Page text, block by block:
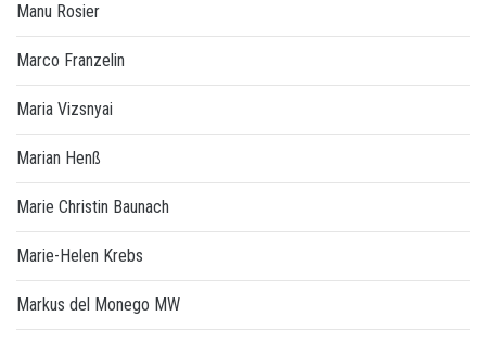
Manu Rosier
Marco Franzelin
Maria Vizsnyai
Marian Henß
Marie Christin Baunach
Marie-Helen Krebs
Markus del Monego MW